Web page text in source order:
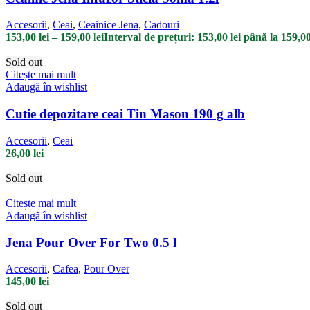
Accesorii, Ceai, Ceainice Jena, Cadouri
153,00 lei – 159,00 leiInterval de prețuri: 153,00 lei până la
Sold out
Citește mai mult
Adaugă în wishlist
Cutie depozitare ceai Tin Mason 190 g alb
Accesorii, Ceai
26,00 lei
Sold out
Citește mai mult
Adaugă în wishlist
Jena Pour Over For Two 0.5 l
Accesorii, Cafea, Pour Over
145,00 lei
Sold out